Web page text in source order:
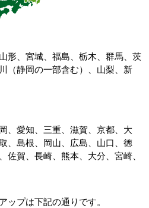
形、宮城、福島、栃木、群馬、茨
（静岡の一部含む）、山梨、新
、愛知、三重、滋賀、京都、大
、島根、岡山、広島、山口、徳
賀、長崎、熊本、大分、宮崎、
ップは下記の通りです。